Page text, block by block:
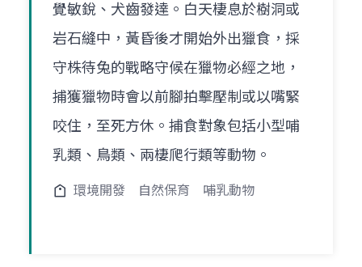
覺敏銳、犬齒發達。白天棲息於樹洞或
岩石縫中，黃昏後才開始外出獵食，採
守株待兔的戰略守候在獵物必經之地，
捕獲獵物時會以前腳拍擊壓制或以嘴緊
咬住，至死方休。捕食對象包括小型哺
乳類、鳥類、兩棲爬行類等動物。
環境開發 自然保育 哺乳動物